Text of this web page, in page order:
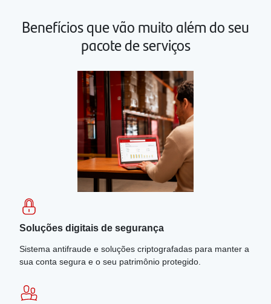
Benefícios que vão muito além do seu
pacote de serviços
Soluções digitais de segurança
Sistema antifraude e soluções criptografadas para manter a
sua conta segura e o seu patrimônio protegido.